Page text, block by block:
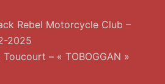
Rebel Motorcycle Club –
2025
– « TOBOGGAN »